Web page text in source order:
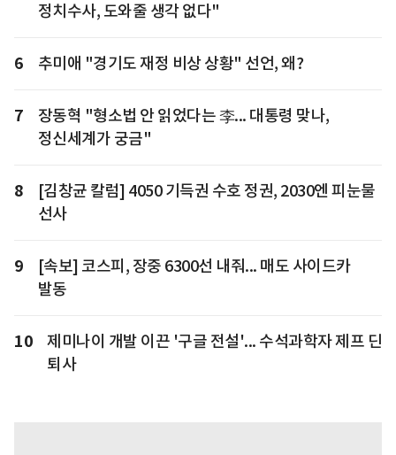
정치수사, 도와줄 생각 없다"
6 추미애 "경기도 재정 비상 상황" 선언, 왜?
7
장동혁 "형소법 안 읽었다는 李... 대통령 맞나,
정신세계가 궁금"
8
[김창균 칼럼] 4050 기득권 수호 정권, 2030엔 피눈물
선사
9
[속보] 코스피, 장중 6300선 내줘... 매도 사이드카
발동
10
제미나이 개발 이끈 '구글 전설'... 수석과학자 제프 딘
퇴사